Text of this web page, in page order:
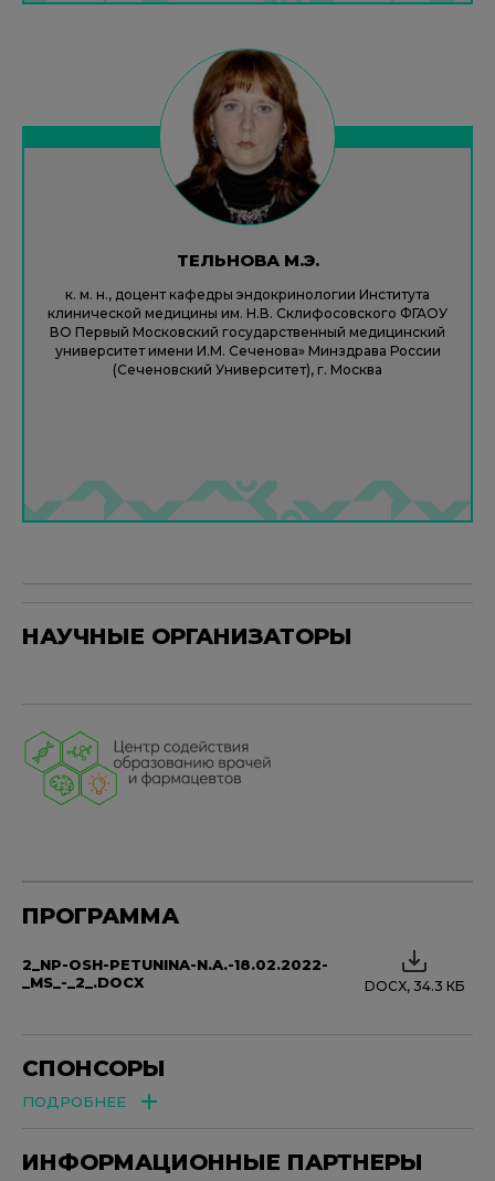
ТЕЛЬНОВА М.Э.
к. м. н., доцент кафедры эндокринологии Института
клинической медицины им. Н.В. Склифосовского ФГАОУ
ВО Первый Московский государственный медицинский
университет имени И.М. Сеченова» Минздрава России
(Сеченовский Университет), г. Москва
НАУЧНЫЕ ОРГАНИЗАТОРЫ
ПРОГРАММА
2_NP-OSH-PETUNINA-N.A.-18.02.2022-
_MS_-_2_.DOCX
DOCX, 34.3 КБ
СПОНСОРЫ
ПОДРОБНЕЕ
ИНФОРМАЦИОННЫЕ ПАРТНЕРЫ